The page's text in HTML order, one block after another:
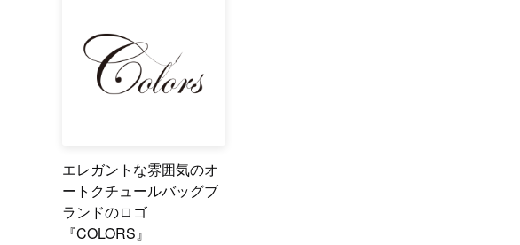
エレガントな雰囲気のオ
ートクチュールバッグブ
ランドのロゴ
『COLORS』